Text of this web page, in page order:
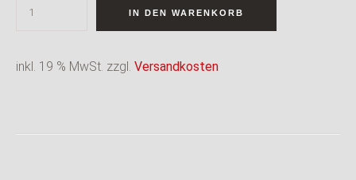
IN DEN WARENKORB
inkl. 19 % MwSt. zzgl. Versandkosten